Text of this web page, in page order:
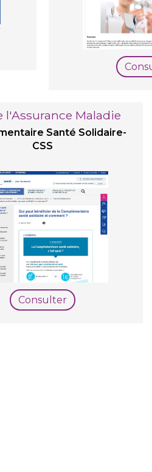
l'Assurance Maladie
Santé Solidaire-
CSS
Consulter